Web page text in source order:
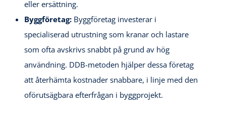
eller ersättning.
Byggföretag: Byggföretag investerar i
specialiserad utrustning som kranar och lastare
som ofta avskrivs snabbt på grund av hög
användning. DDB-metoden hjälper dessa företag
att återhämta kostnader snabbare, i linje med den
oförutsägbara efterfrågan i byggprojekt.